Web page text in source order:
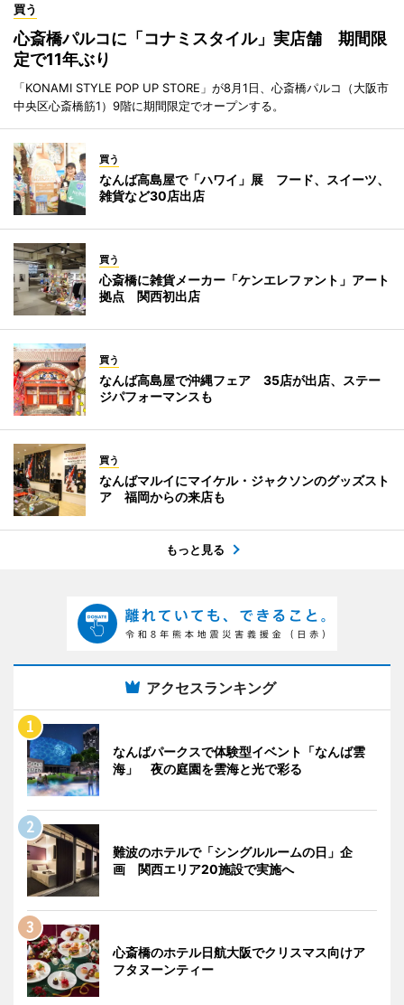
買う
心斎橋パルコに「コナミスタイル」実店舗 期間限
定で11年ぶり
「KONAMI STYLE POP UP STORE」が8月1日、心斎橋パルコ（大阪市
中央区心斎橋筋1）9階に期間限定でオープンする。
買う
なんば高島屋で「ハワイ」展 フード、スイーツ、
雑貨など30店出店
買う
心斎橋に雑貨メーカー「ケンエレファント」アート
拠点 関西初出店
買う
なんば高島屋で沖縄フェア 35店が出店、ステー
ジパフォーマンスも
買う
なんばマルイにマイケル・ジャクソンのグッズスト
ア 福岡からの来店も
もっと見る
アクセスランキング
なんばパークスで体験型イベント「なんば雲
海」 夜の庭園を雲海と光で彩る
難波のホテルで「シングルルームの日」企
画 関西エリア20施設で実施へ
心斎橋のホテル日航大阪でクリスマス向けア
フタヌーンティー